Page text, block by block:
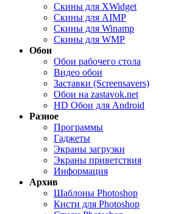
Скины для XWidget
Скины для AIMP
Скины для Winamp
Скины для WMP
Обои
Обои рабочего стола
Видео обои
Заставки (Screensavers)
Обои на zastavok.net
HD Обои для Android
Разное
Программы
Гаджеты
Экраны загрузки
Экраны приветствия
Информация
Архив
Шаблоны Photoshop
Кисти для Photoshop